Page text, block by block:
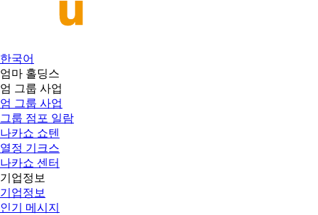
한국어
엄마 홀딩스
엄 그룹 사업
엄 그룹 사업
그룹 점포 일람
나카쇼 쇼텐
열정 기크스
나카쇼 센터
기업정보
기업정보
인기 메시지